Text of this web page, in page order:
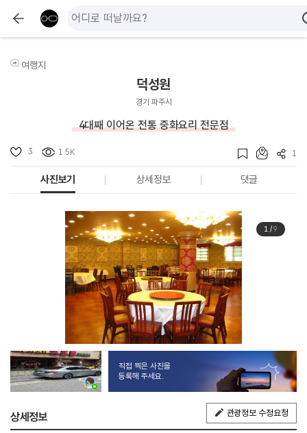
여행지
덕성원
경기 파주시
4대째 이어온 전통 중화요리 전문점
3 1.5K 1
사진보기 상세정보 댓글
1/9
직접 찍은 사진을
등록해 주세요.
상세정보 관광정보 수정요청